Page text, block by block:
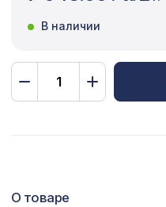
Экраны для
В наличии
О товаре